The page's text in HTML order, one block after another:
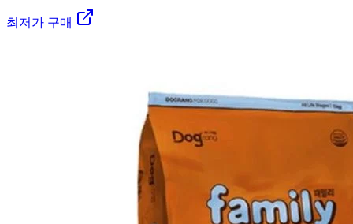
최저가 구매